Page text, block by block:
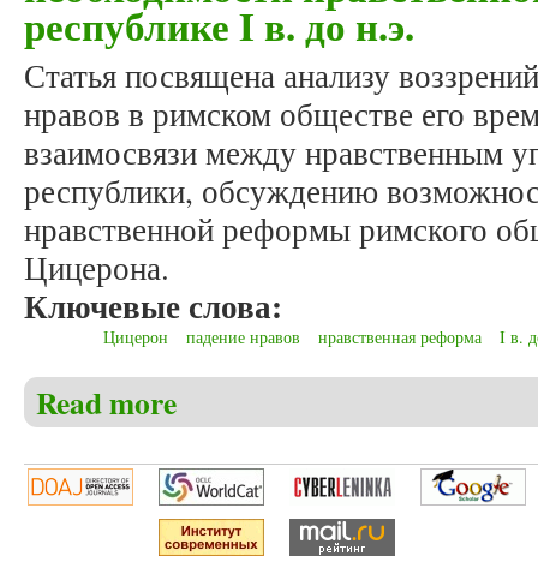
республике I в. до н.э.
Статья посвящена анализу
нравов в римском обществе его
взаимосвязи между нравственным
республики, обсуждению
нравственной реформы римского
Цицерона.
Ключевые слова:
Цицерон падение нравов нравственная реформа I в.
Read more